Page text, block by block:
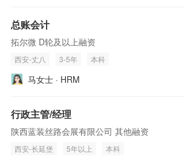
总账会计
拓尔微 D轮及以上融资
西安-丈八 3-5年 本科
马女士 · HRM
行政主管/经理
陕西蓝装丝路会展有限公司 其他融资
西安-长延堡 5年以上 本科